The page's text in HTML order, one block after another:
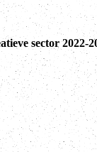
sector 2022-